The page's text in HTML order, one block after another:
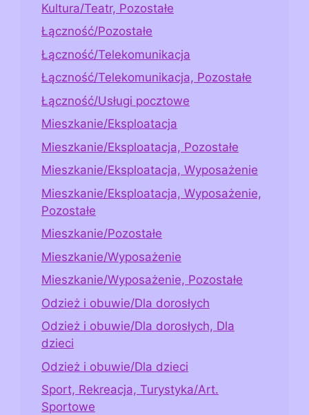
Kultura/Teatr, Pozostałe
Łączność/Pozostałe
Łączność/Telekomunikacja
Łączność/Telekomunikacja, Pozostałe
Łączność/Usługi pocztowe
Mieszkanie/Eksploatacja
Mieszkanie/Eksploatacja, Pozostałe
Mieszkanie/Eksploatacja, Wyposażenie
Mieszkanie/Eksploatacja, Wyposażenie,
Pozostałe
Mieszkanie/Pozostałe
Mieszkanie/Wyposażenie
Mieszkanie/Wyposażenie, Pozostałe
Odzież i obuwie/Dla dorosłych
Odzież i obuwie/Dla dorosłych, Dla
dzieci
Odzież i obuwie/Dla dzieci
Sport, Rekreacja, Turystyka/Art.
Sportowe